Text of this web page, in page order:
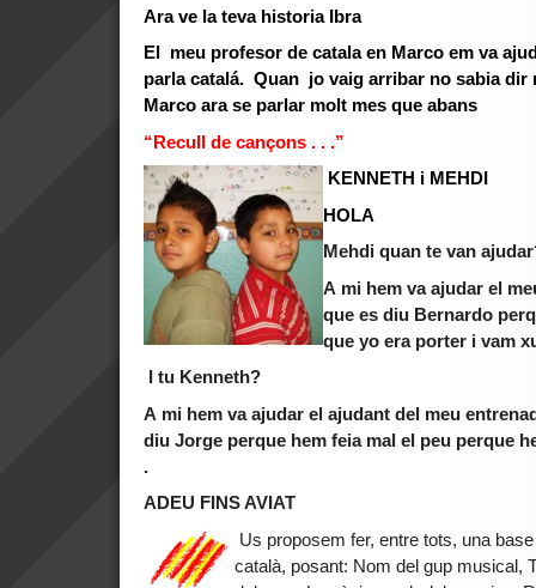
Ara ve la teva historia Ibra
El meu profesor de catala en Marco em va
parla catalá. Quan jo vaig arribar no sabia dir
Marco ara se parlar molt mes que abans
“Recull de cançons . . .”
KENNETH i MEHDI
HOLA
Mehdi quan te van
A mi hem va ajudar el
que es diu Bernardo
que yo era porter i vam
I tu Kenneth?
A mi hem va ajudar el ajudant del meu
diu Jorge perque hem feia mal el peu perque
.
ADEU FINS AVIAT
Us proposem fer, entre tots, una
català, posant: Nom del gup musical,